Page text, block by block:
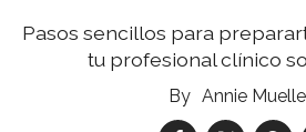
Pasos sencillos para
tu profesional clínico
Annie